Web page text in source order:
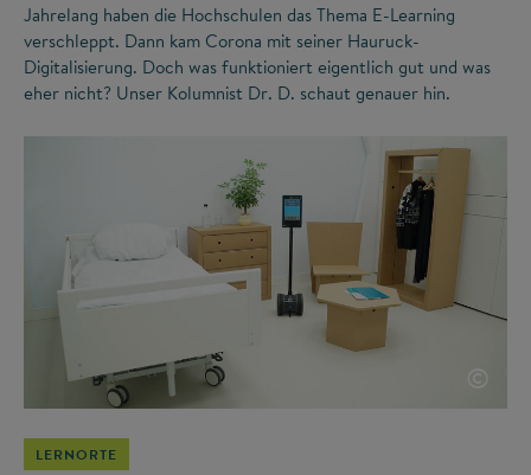
Jahrelang haben die Hochschulen das Thema E-Learning
verschleppt. Dann kam Corona mit seiner Hauruck-
Digitalisierung. Doch was funktioniert eigentlich gut und was
eher nicht? Unser Kolumnist Dr. D. schaut genauer hin.
©
LERNORTE